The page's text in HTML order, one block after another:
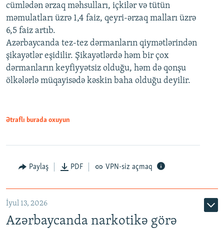
cümlədən ərzaq məhsulları, içkilər və tütün
məmulatları üzrə 1,4 faiz, qeyri-ərzaq malları üzrə
6,5 faiz artıb.
Azərbaycanda tez-tez dərmanların qiymətlərindən
şikayətlər eşidilir. Şikayətlərdə həm bir çox
dərmanların keyfiyyətsiz olduğu, həm də qonşu
ölkələrlə müqayisədə kəskin baha olduğu deyilir.
Ətraflı burada oxuyun
Paylaş PDF VPN-siz açmaq
İyul 13, 2026
Azərbaycanda narkotikə görə